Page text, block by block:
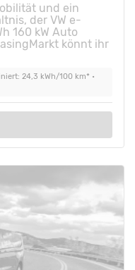
und ein
der VW e-
160 kW Auto
könnt ihr
24,3 kWh/100 km* •